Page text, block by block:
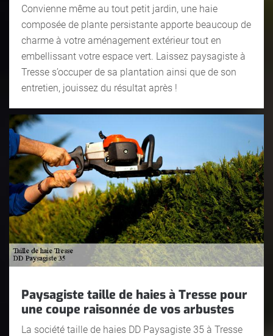
Convienne même au tout petit jardin, une haie
composée de plante persistante apporte beaucoup de
charme à votre aménagement extérieur tout en
embellissant votre espace vert. Laissez paysagiste à
Tresse s’occuper de sa plantation ainsi que de son
entretien, jouissez du résultat après !
Paysagiste taille de haies à Tresse pour
une coupe raisonnée de vos arbustes
La société taille de haies DD Paysagiste 35 à Tresse